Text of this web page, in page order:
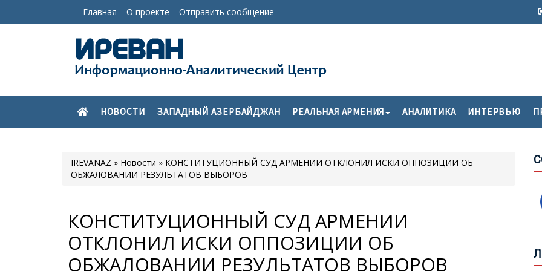
Главная О проекте Отправить сообщение
НОВОСТИ ЗАПАДНЫЙ АЗЕРБАЙДЖАН РЕАЛЬНАЯ АРМЕНИЯ АНАЛИТИКА ИНТЕРВЬЮ
IREVANAZ » Новости » КОНСТИТУЦИОННЫЙ СУД АРМЕНИИ ОТКЛОНИЛ ИСКИ ОППОЗИЦИИ ОБ
ОБЖАЛОВАНИИ РЕЗУЛЬТАТОВ ВЫБОРОВ
КОНСТИТУЦИОННЫЙ СУД АРМЕНИИ
ОТКЛОНИЛ ИСКИ ОППОЗИЦИИ ОБ
ОБЖАЛОВАНИИ РЕЗУЛЬТАТОВ ВЫБОРОВ